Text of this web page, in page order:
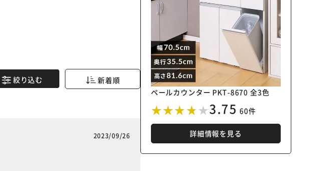
ペールカウンター PKT-8670 全3色
3.75 60件
詳細情報を見る
絞り込む 新着順
2023/09/26